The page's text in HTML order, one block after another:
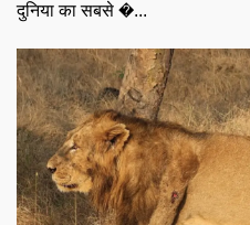
दुनिया का सबसे �...